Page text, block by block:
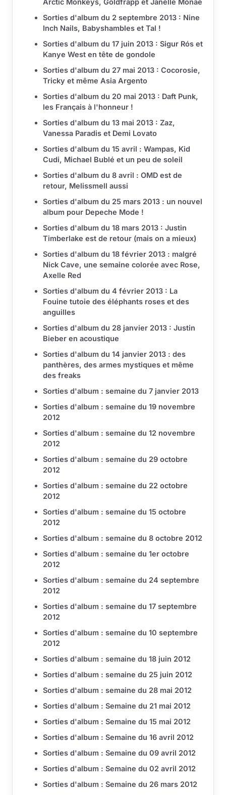
Arctic Monkeys, Goldfrapp et Janelle Monaé
Sorties d'album du 2 septembre 2013 : Nine
Inch Nails, Babyshambles et Tal !
Sorties d'album du 17 juin 2013 : Sigur Rós et
Kanye West en tête de gondole
Sorties d'album du 27 mai 2013 : Cocorosie,
Tricky et même Asia Argento
Sorties d'album du 20 mai 2013 : Daft Punk,
les Français à l'honneur !
Sorties d'album du 13 mai 2013 : Zaz,
Vanessa Paradis et Demi Lovato
Sorties d'album du 15 avril : Wampas, Kid
Cudi, Michael Bublé et un peu de soleil
Sorties d'album du 8 avril : OMD est de
retour, Melissmell aussi
Sorties d'album du 25 mars 2013 : un nouvel
album pour Depeche Mode !
Sorties d'album du 18 mars 2013 : Justin
Timberlake est de retour (mais on a mieux)
Sorties d'album du 18 février 2013 : malgré
Nick Cave, une semaine colorée avec Rose,
Axelle Red
Sorties d'album du 4 février 2013 : La
Fouine tutoie des éléphants roses et des
anguilles
Sorties d'album du 28 janvier 2013 : Justin
Bieber en acoustique
Sorties d'album du 14 janvier 2013 : des
panthères, des armes mystiques et même
des freaks
Sorties d'album : semaine du 7 janvier 2013
Sorties d'album : semaine du 19 novembre
2012
Sorties d'album : semaine du 12 novembre
2012
Sorties d'album : semaine du 29 octobre
2012
Sorties d'album : semaine du 22 octobre
2012
Sorties d'album : semaine du 15 octobre
2012
Sorties d'album : semaine du 8 octobre 2012
Sorties d'album : semaine du 1er octobre
2012
Sorties d'album : semaine du 24 septembre
2012
Sorties d'album : semaine du 17 septembre
2012
Sorties d'album : semaine du 10 septembre
2012
Sorties d'album : semaine du 18 juin 2012
Sorties d'album : semaine du 25 juin 2012
Sorties d'album : semaine du 28 mai 2012
Sorties d'album : Semaine du 21 mai 2012
Sorties d'album : Semaine du 15 mai 2012
Sorties d'album : Semaine du 16 avril 2012
Sorties d'album : Semaine du 09 avril 2012
Sorties d'album : Semaine du 02 avril 2012
Sorties d'album : Semaine du 26 mars 2012